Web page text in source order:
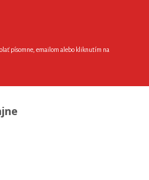
písomne, emailom alebo kliknutím na